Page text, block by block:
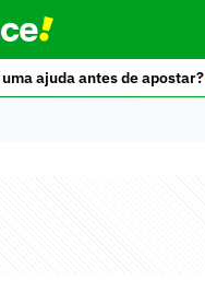
ajuda antes de apostar?